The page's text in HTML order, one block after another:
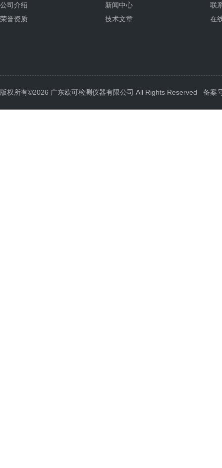
公司介绍
荣誉资质
新闻中心
技术文章
联
在
版权所有©2026 广东欧可检测仪器有限公司 All Rights Reserved 备案